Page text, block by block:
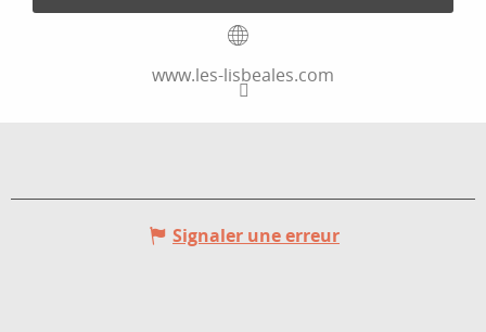
www.les-lisbeales.com
Signaler une erreur